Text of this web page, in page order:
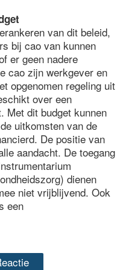
van dit beleid,
bij cao van kunnen
er geen nadere
cao zijn werkgever en
opgenomen regeling uit
over een
Met dit budget kunnen
uitkomsten van de
De positie van
aandacht. De toegang
dienen
niet vrijblijvend. Ook
een